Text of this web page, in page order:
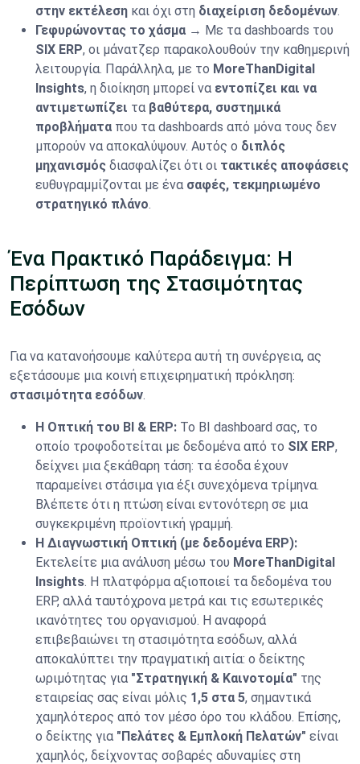
στην εκτέλεση και όχι στη διαχείριση δεδομένων.
Γεφυρώνοντας το χάσμα → Με τα dashboards του
SIX ERP, οι μάνατζερ παρακολουθούν την καθημερινή
λειτουργία. Παράλληλα, με το MoreThanDigital
Insights, η διοίκηση μπορεί να εντοπίζει και να
αντιμετωπίζει τα βαθύτερα, συστημικά
προβλήματα που τα dashboards από μόνα τους δεν
μπορούν να αποκαλύψουν. Αυτός ο διπλός
μηχανισμός διασφαλίζει ότι οι τακτικές αποφάσεις
ευθυγραμμίζονται με ένα σαφές, τεκμηριωμένο
στρατηγικό πλάνο.
Ένα Πρακτικό Παράδειγμα: Η
Περίπτωση της Στασιμότητας
Εσόδων
Για να κατανοήσουμε καλύτερα αυτή τη συνέργεια, ας
εξετάσουμε μια κοινή επιχειρηματική πρόκληση:
στασιμότητα εσόδων.
Η Οπτική του BI & ERP: Το BI dashboard σας, το
οποίο τροφοδοτείται με δεδομένα από το SIX ERP,
δείχνει μια ξεκάθαρη τάση: τα έσοδα έχουν
παραμείνει στάσιμα για έξι συνεχόμενα τρίμηνα.
Βλέπετε ότι η πτώση είναι εντονότερη σε μια
συγκεκριμένη προϊοντική γραμμή.
Η Διαγνωστική Οπτική (με δεδομένα ERP):
Εκτελείτε μια ανάλυση μέσω του MoreThanDigital
Insights. Η πλατφόρμα αξιοποιεί τα δεδομένα του
ERP, αλλά ταυτόχρονα μετρά και τις εσωτερικές
ικανότητες του οργανισμού. Η αναφορά
επιβεβαιώνει τη στασιμότητα εσόδων, αλλά
αποκαλύπτει την πραγματική αιτία: ο δείκτης
ωριμότητας για "Στρατηγική & Καινοτομία" της
εταιρείας σας είναι μόλις 1,5 στα 5, σημαντικά
χαμηλότερος από τον μέσο όρο του κλάδου. Επίσης,
ο δείκτης για "Πελάτες & Εμπλοκή Πελατών" είναι
χαμηλός, δείχνοντας σοβαρές αδυναμίες στη